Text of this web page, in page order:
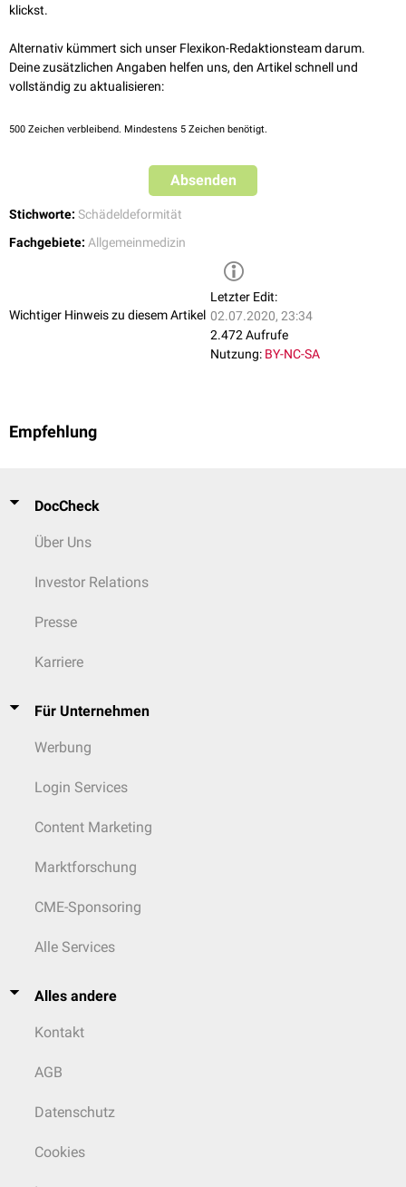
klickst.
Alternativ kümmert sich unser Flexikon-Redaktionsteam darum.
Deine zusätzlichen Angaben helfen uns, den Artikel schnell und
vollständig zu aktualisieren:
500 Zeichen verbleibend. Mindestens 5 Zeichen benötigt.
Absenden
Stichworte: Schädeldeformität
Fachgebiete: Allgemeinmedizin
Wichtiger Hinweis zu diesem Artikel
Letzter Edit:
02.07.2020, 23:34
2.472 Aufrufe
Nutzung: BY-NC-SA
Empfehlung
DocCheck
Über Uns
Investor Relations
Presse
Karriere
Für Unternehmen
Werbung
Login Services
Content Marketing
Marktforschung
CME-Sponsoring
Alle Services
Alles andere
Kontakt
AGB
Datenschutz
Cookies